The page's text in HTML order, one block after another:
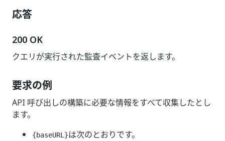
応答
200 OK
クエリが実行された監査イベントを返します。
要求の例
API 呼び出しの構築に必要な情報をすべて収集したとし
ます。
{baseURL}は次のとおりです。